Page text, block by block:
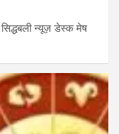
न्यूज़ डेस्क मेष